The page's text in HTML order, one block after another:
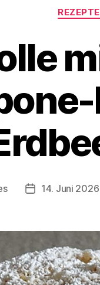
REZEPTE
14. Juni 2026